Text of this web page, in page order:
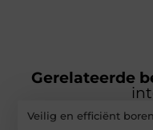
Gerelateerde
Veilig en efficiënt